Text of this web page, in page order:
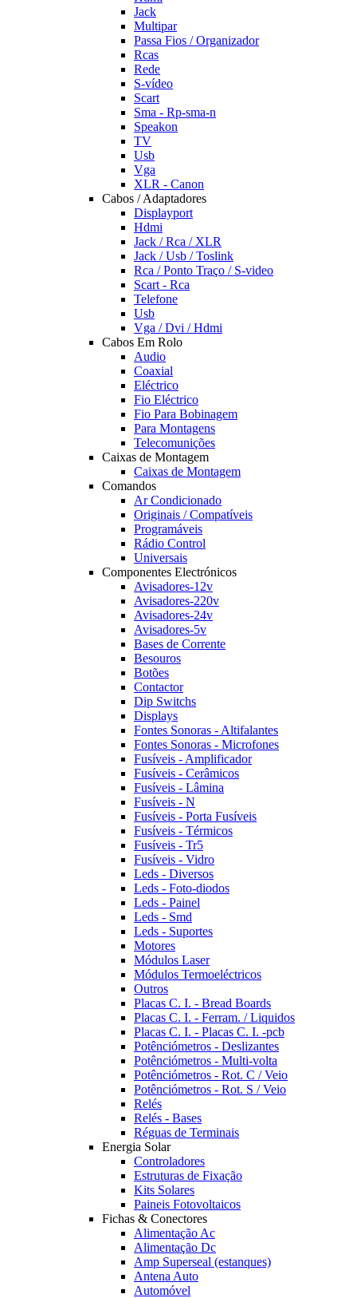
Jack
Multipar
Passa Fios / Organizador
Rcas
Rede
S-vídeo
Scart
Sma - Rp-sma-n
Speakon
TV
Usb
Vga
XLR - Canon
Cabos / Adaptadores
Displayport
Hdmi
Jack / Rca / XLR
Jack / Usb / Toslink
Rca / Ponto Traço / S-video
Scart - Rca
Telefone
Usb
Vga / Dvi / Hdmi
Cabos Em Rolo
Audio
Coaxial
Eléctrico
Fio Eléctrico
Fio Para Bobinagem
Para Montagens
Telecomunições
Caixas de Montagem
Caixas de Montagem
Comandos
Ar Condicionado
Originais / Compatíveis
Programáveis
Rádio Control
Universais
Componentes Electrónicos
Avisadores-12v
Avisadores-220v
Avisadores-24v
Avisadores-5v
Bases de Corrente
Besouros
Botões
Contactor
Dip Switchs
Displays
Fontes Sonoras - Altifalantes
Fontes Sonoras - Microfones
Fusíveis - Amplificador
Fusíveis - Cerâmicos
Fusíveis - Lâmina
Fusíveis - N
Fusíveis - Porta Fusíveis
Fusíveis - Térmicos
Fusíveis - Tr5
Fusíveis - Vidro
Leds - Diversos
Leds - Foto-diodos
Leds - Painel
Leds - Smd
Leds - Suportes
Motores
Módulos Laser
Módulos Termoeléctricos
Outros
Placas C. I. - Bread Boards
Placas C. I. - Ferram. / Liquidos
Placas C. I. - Placas C. I. -pcb
Potênciómetros - Deslizantes
Potênciómetros - Multi-volta
Potênciómetros - Rot. C / Veio
Potênciómetros - Rot. S / Veio
Relés
Relés - Bases
Réguas de Terminais
Energia Solar
Controladores
Estruturas de Fixação
Kits Solares
Paineis Fotovoltaicos
Fichas & Conectores
Alimentação Ac
Alimentação Dc
Amp Superseal (estanques)
Antena Auto
Automóvel